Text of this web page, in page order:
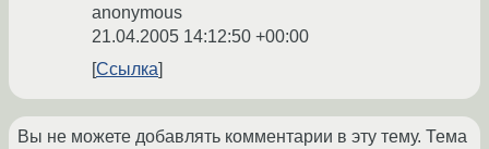
anonymous
21.04.2005 14:12:50 +00:00
Ссылка
Вы не можете добавлять комментарии в эту тему. Тема